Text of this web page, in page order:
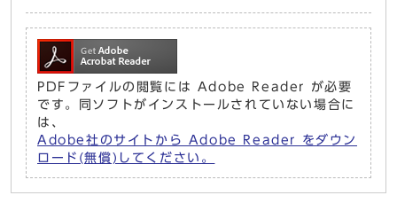
PDFファイルの閲覧には Adobe Reader が必要
です。同ソフトがインストールされていない場合に
は、
Adobe社のサイトから Adobe Reader をダウン
ロード(無償)してください。